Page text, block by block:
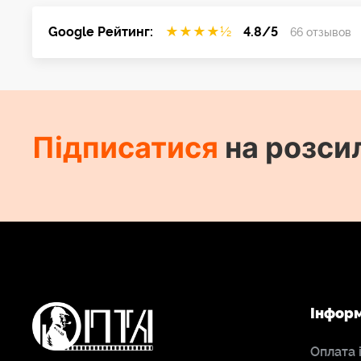
Google Рейтинг: ★ ★ ★ ★½ 4.8/5 66 отзывов
Підписатися на
Оплата